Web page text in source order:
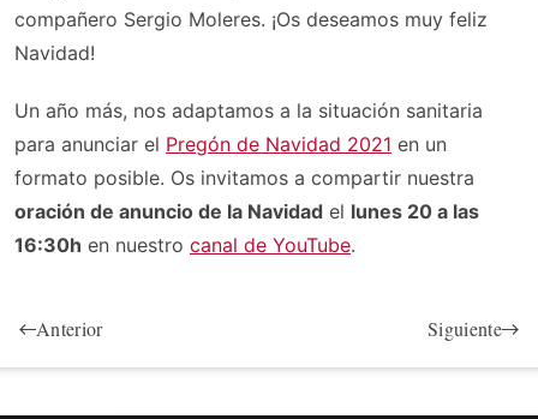
compañero Sergio Moleres. ¡Os deseamos muy feliz
Navidad!
Un año más, nos adaptamos a la situación sanitaria
para anunciar el Pregón de Navidad 2021 en un
formato posible. Os invitamos a compartir nuestra
oración de anuncio de la Navidad el lunes 20 a las
16:30h en nuestro canal de YouTube.
Anterior Siguiente